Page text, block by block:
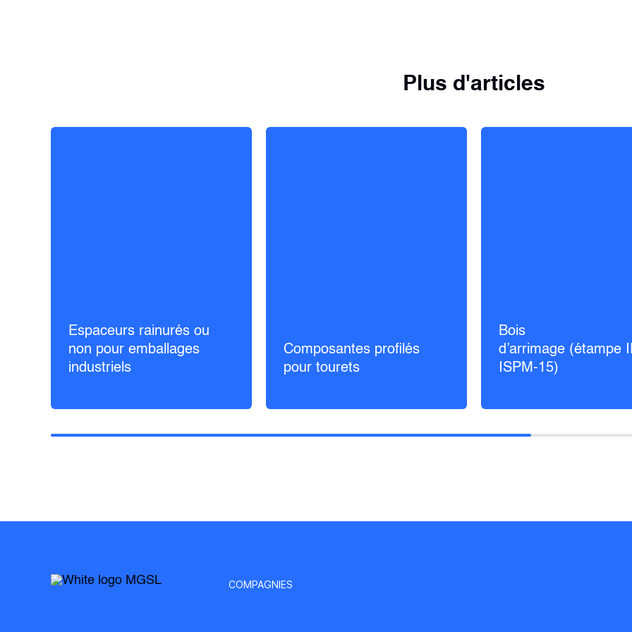
Plus d'articles
Espaceurs rainurés ou
non pour emballages
industriels
Composantes profilés
pour tourets
Bois
d’arrimage (étampe
ISPM-15)
COMPAGNIES